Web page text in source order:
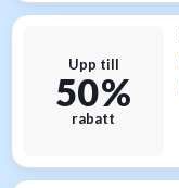
Upp till
50 %
rabatt